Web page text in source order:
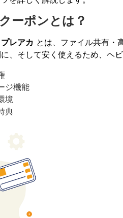
ーポンとは？
レアカ とは、ファイル共有・
、そして安く使えるため、ヘ
ジ機能
境
典